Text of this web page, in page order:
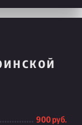
900 руб.